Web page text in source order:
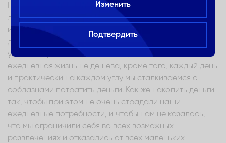
Накопление денег обычно не кажется нам самым
легким и приятным «видом спорта», однако это один
из наиболее доступных и понятных способов собрать
деньги на более крупные покупки или на
удовлетворение серьезных потребностей. Наша
ежедневная жизнь не дешева, кроме того, каждый день
и практически на каждом углу мы сталкиваемся с
соблазнами потратить деньги. Как же накопить деньги
так, чтобы при этом не очень страдали наши
ежедневные потребности, и чтобы нам не казалось,
что мы ограничили себя во всех возможных
развлечениях и отказались от всех маленьких
Изменить
Подтвердить